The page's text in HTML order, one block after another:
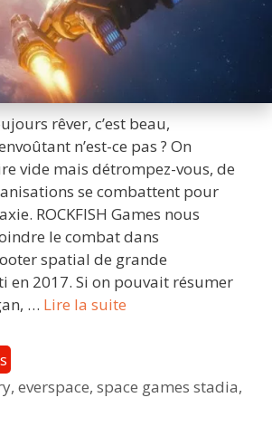
rêver, c’est beau,
n’est-ce pas ? On
vide mais détrompez-vous, de
se combattent pour
ROCKFISH Games nous
le combat dans
spatial de grande
en 2017. Si on pouvait résumer
… Lire la suite
contre
,everspace,space games stadia,